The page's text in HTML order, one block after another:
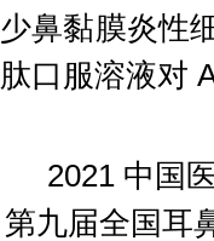
少鼻黏膜炎性
肽口服溶液对
2021 中国
第九届全国耳